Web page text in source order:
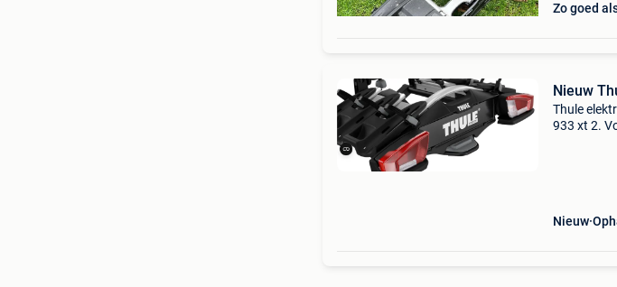
Zo goed
Nieuw
Thule
933 xt 2.
Nieuw